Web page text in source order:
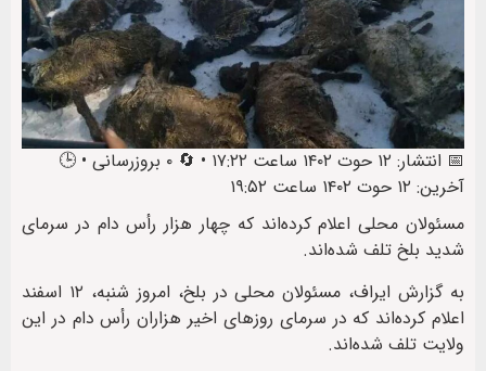
📅 انتشار: ۱۲ حوت ۱۴۰۲ ساعت ۱۷:۲۲ • 🔄 ۰ بروزرسانی • 🕒
آخرین: ۱۲ حوت ۱۴۰۲ ساعت ۱۹:۵۲
مسئولان محلی اعلام کرده‌اند که چهار هزار رأس دام در سرمای
شدید بلخ تلف شده‌اند.
به گزارش ایراف، مسئولان محلی در بلخ، امروز شنبه، ۱۲ اسفند
اعلام کرده‌اند که در سرمای روزهای اخیر هزاران رأس دام در این
ولایت تلف شده‌اند.